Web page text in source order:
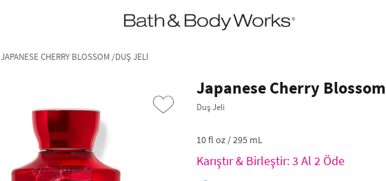
•2200₺ ve Üzeri Kargo Ücretsiz!•
*Promosyon Detayları
JAPANESE CHERRY BLOSSOM /DUŞ JELI
Japanese Cherry Blossom
Duş Jeli
10 fl oz / 295 mL
Karıştır & Birleştir: 3 Al 2 Öde